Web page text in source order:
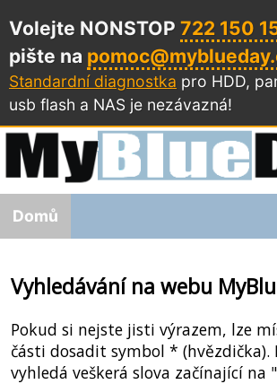
Volejte NONSTOP 722 150
pište na
Standardní diagnostka pro HDD,
usb flash a NAS je nezávazná!
Domů
Vyhledávání na webu
Pokud si nejste jisti výrazem, lze
části dosadit symbol * (hvězdička).
vyhledá veškerá slova začínající na